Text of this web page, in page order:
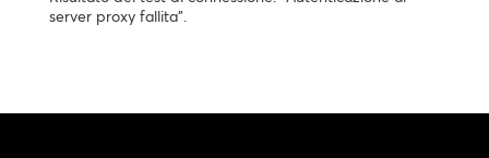
server proxy fallita".